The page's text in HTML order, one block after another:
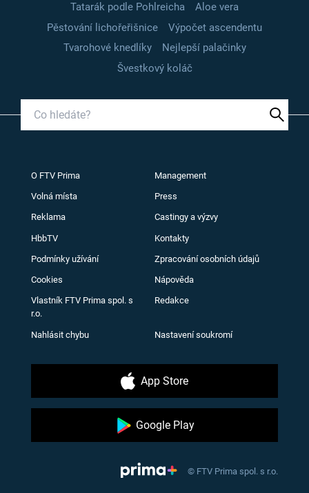
Tatarák podle Pohlreicha
Aloe vera
Pěstování lichořeřišnice
Výpočet ascendentu
Tvarohové knedlíky
Nejlepší palačinky
Švestkový koláč
O FTV Prima Management
Volná místa Press
Reklama Castingy a výzvy
HbbTV Kontakty
Podmínky užívání Zpracování osobních údajů
Cookies Nápověda
Vlastník FTV Prima spol. s
r.o.
Redakce
Nahlásit chybu Nastavení soukromí
App Store
Google Play
© FTV Prima spol. s r.o.